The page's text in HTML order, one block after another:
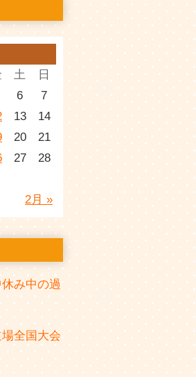
土 日
2月 »
6
7
13
14
20
21
27
28
み中の過
全国大会